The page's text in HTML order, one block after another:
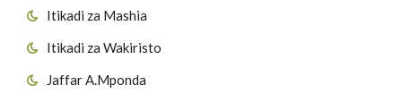
Itikadi za Mashia
Itikadi za Wakiristo
Jaffar A.Mponda